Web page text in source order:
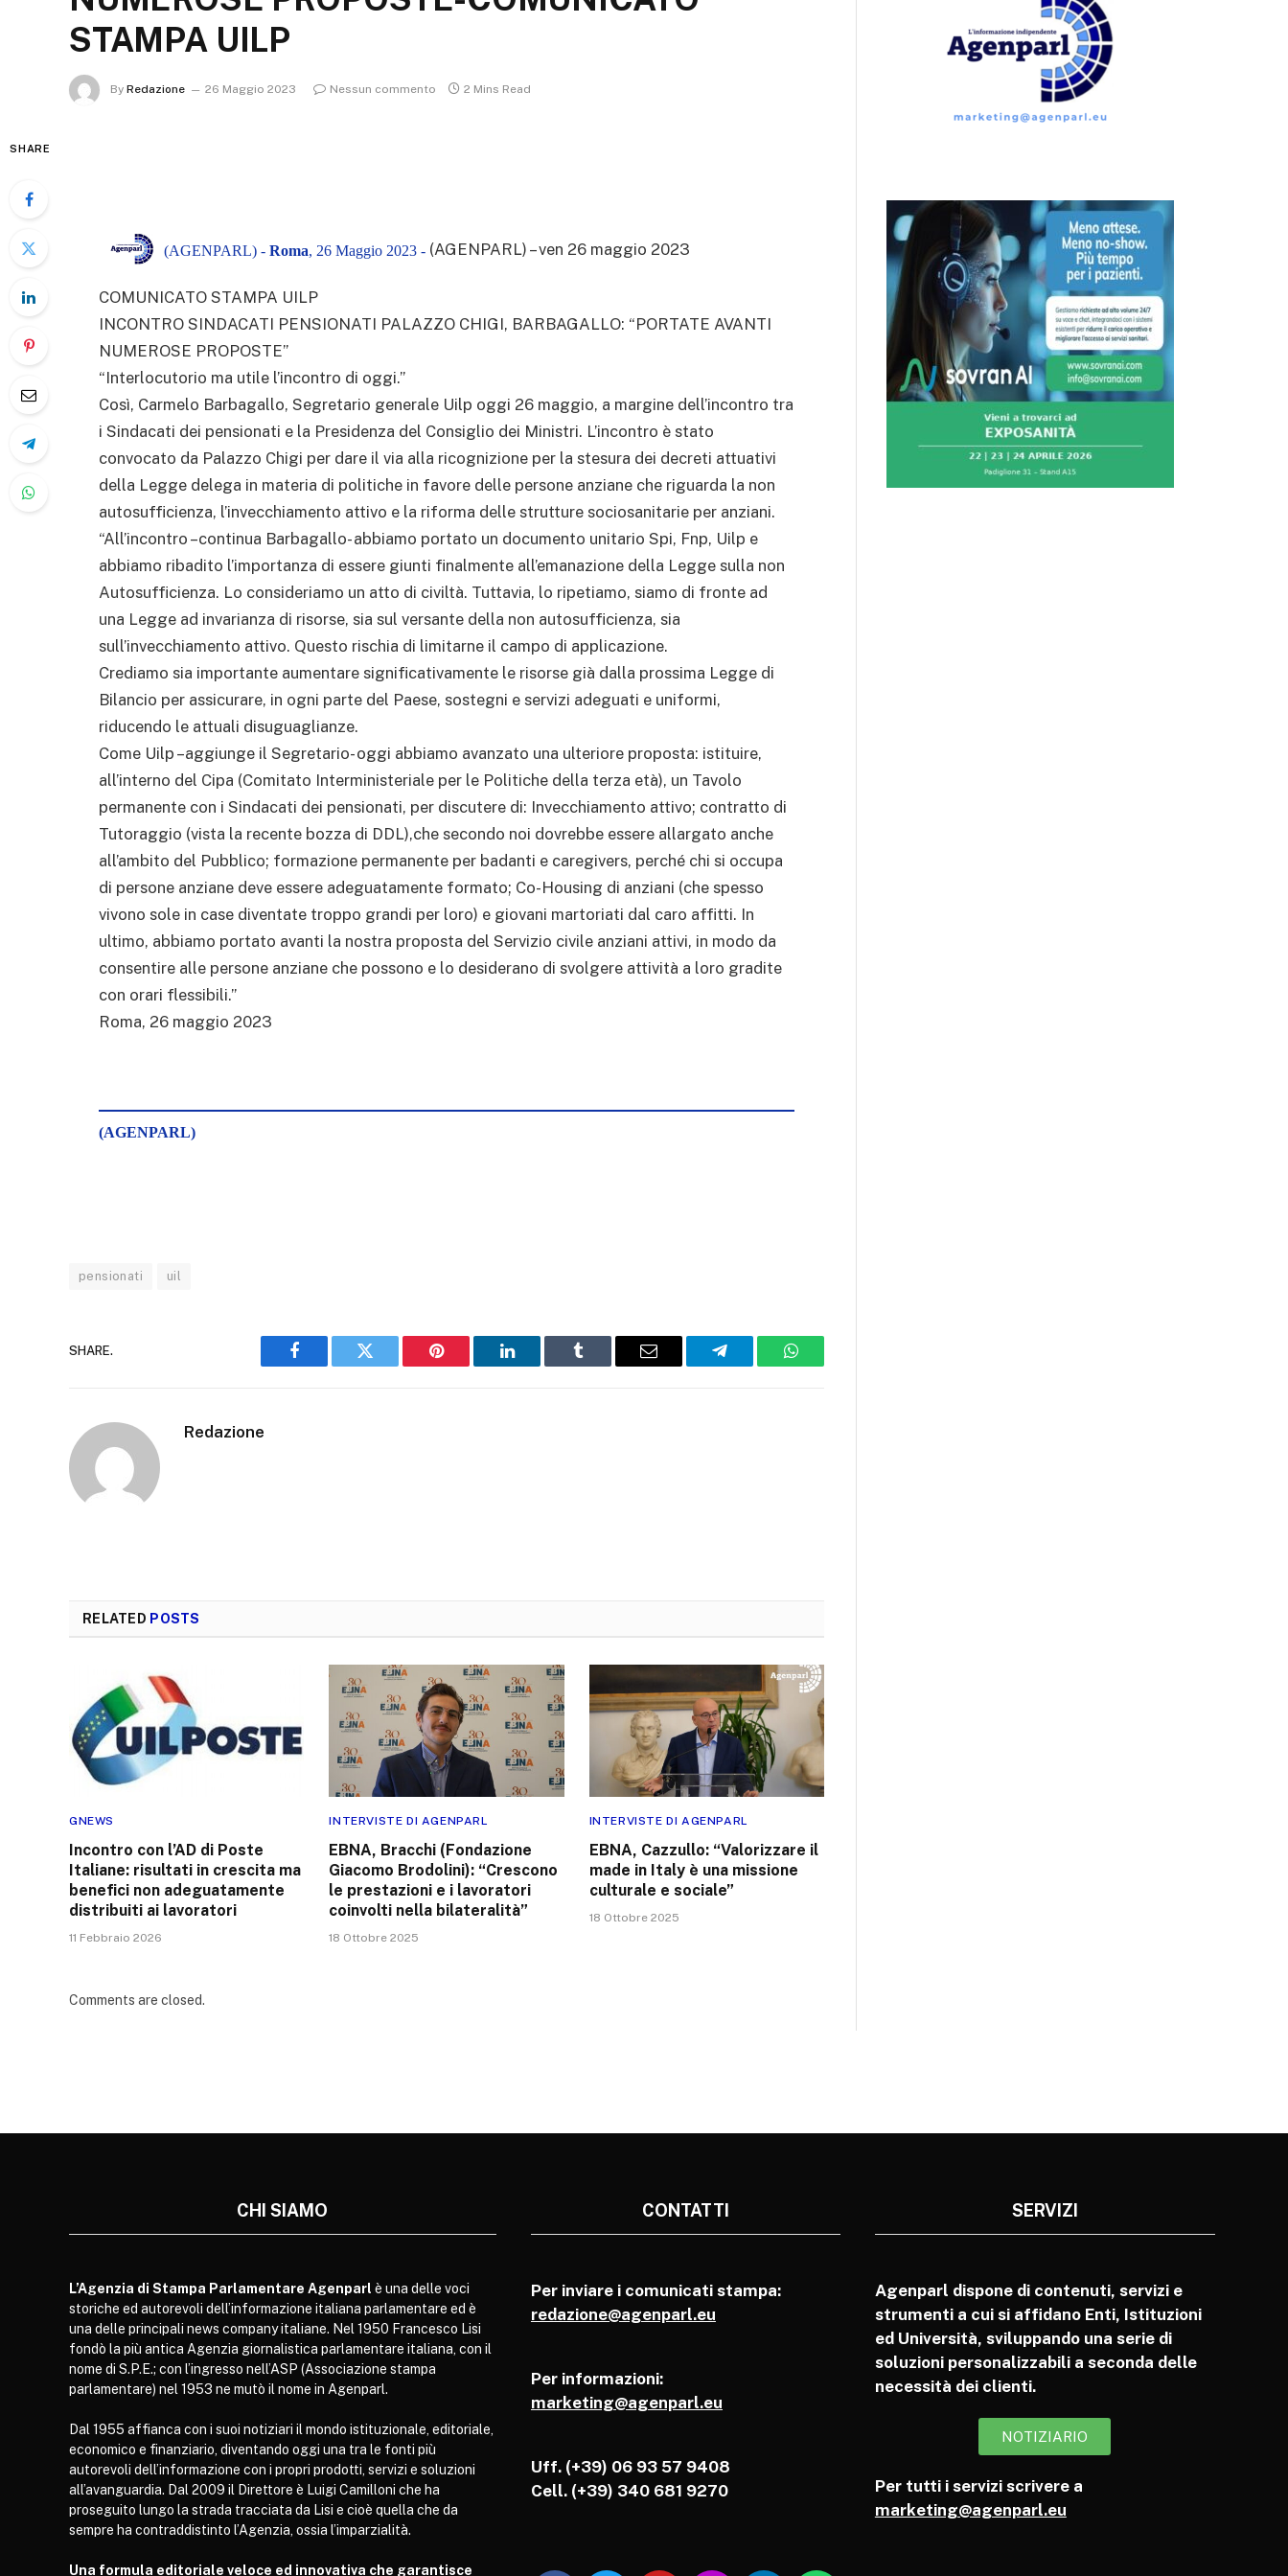
STAMPA UILP
By Redazione 26 Maggio 2023 Nessun commento 2 Mins Read
SHARE
(AGENPARL) - Roma, 26 Maggio 2023 - (AGENPARL) – ven 26 maggio 2023
COMUNICATO STAMPA UILP
INCONTRO SINDACATI PENSIONATI PALAZZO CHIGI, BARBAGALLO: “PORTATE AVANTI
NUMEROSE PROPOSTE”
“Interlocutorio ma utile l’incontro di oggi.”
Così, Carmelo Barbagallo, Segretario generale Uilp oggi 26 maggio, a margine dell’incontro tra
i Sindacati dei pensionati e la Presidenza del Consiglio dei Ministri. L’incontro è stato
convocato da Palazzo Chigi per dare il via alla ricognizione per la stesura dei decreti attuativi
della Legge delega in materia di politiche in favore delle persone anziane che riguarda la non
autosufficienza, l’invecchiamento attivo e la riforma delle strutture sociosanitarie per anziani.
“All’incontro –continua Barbagallo- abbiamo portato un documento unitario Spi, Fnp, Uilp e
abbiamo ribadito l’importanza di essere giunti finalmente all’emanazione della Legge sulla non
Autosufficienza. Lo consideriamo un atto di civiltà. Tuttavia, lo ripetiamo, siamo di fronte ad
una Legge ad invarianza di risorse, sia sul versante della non autosufficienza, sia
sull’invecchiamento attivo. Questo rischia di limitarne il campo di applicazione.
Crediamo sia importante aumentare significativamente le risorse già dalla prossima Legge di
Bilancio per assicurare, in ogni parte del Paese, sostegni e servizi adeguati e uniformi,
riducendo le attuali disuguaglianze.
Come Uilp –aggiunge il Segretario- oggi abbiamo avanzato una ulteriore proposta: istituire,
all’interno del Cipa (Comitato Interministeriale per le Politiche della terza età), un Tavolo
permanente con i Sindacati dei pensionati, per discutere di: Invecchiamento attivo; contratto di
Tutoraggio (vista la recente bozza di DDL),che secondo noi dovrebbe essere allargato anche
all’ambito del Pubblico; formazione permanente per badanti e caregivers, perché chi si occupa
di persone anziane deve essere adeguatamente formato; Co-Housing di anziani (che spesso
vivono sole in case diventate troppo grandi per loro) e giovani martoriati dal caro affitti. In
ultimo, abbiamo portato avanti la nostra proposta del Servizio civile anziani attivi, in modo da
consentire alle persone anziane che possono e lo desiderano di svolgere attività a loro gradite
con orari flessibili.”
Roma, 26 maggio 2023
(AGENPARL)
pensionati uil
SHARE.
Facebook Twitter Pinterest LinkedIn Tumblr Email Telegram WhatsApp
Redazione
RELATED POSTS
GNEWS
Incontro con l’AD di Poste
Italiane: risultati in crescita ma
benefici non adeguatamente
distribuiti ai lavoratori
11 Febbraio 2026
INTERVISTE DI AGENPARL
EBNA, Bracchi (Fondazione
Giacomo Brodolini): “Crescono
le prestazioni e i lavoratori
coinvolti nella bilateralità”
18 Ottobre 2025
INTERVISTE DI AGENPARL
EBNA, Cazzullo: “Valorizzare il
made in Italy è una missione
culturale e sociale”
18 Ottobre 2025
Comments are closed.
CHI SIAMO
L’Agenzia di Stampa Parlamentare Agenparl è una delle voci
storiche ed autorevoli dell’informazione italiana parlamentare ed è
una delle principali news company italiane. Nel 1950 Francesco Lisi
fondò la più antica Agenzia giornalistica parlamentare italiana, con il
nome di S.P.E.; con l’ingresso nell’ASP (Associazione stampa
parlamentare) nel 1953 ne mutò il nome in Agenparl.
Dal 1955 affianca con i suoi notiziari il mondo istituzionale, editoriale,
economico e finanziario, diventando oggi una tra le fonti più
autorevoli dell’informazione con i propri prodotti, servizi e soluzioni
all’avanguardia. Dal 2009 il Direttore è Luigi Camilloni che ha
proseguito lungo la strada tracciata da Lisi e cioè quella che da
sempre ha contraddistinto l’Agenzia, ossia l’imparzialità.
Una formula editoriale veloce ed innovativa che garantisce
CONTATTI
Per inviare i comunicati stampa:
redazione@agenparl.eu
Per informazioni:
marketing@agenparl.eu
Uff. (+39) 06 93 57 9408
Cell. (+39) 340 681 9270
SERVIZI
Agenparl dispone di contenuti, servizi e
strumenti a cui si affidano Enti, Istituzioni
ed Università, sviluppando una serie di
soluzioni personalizzabili a seconda delle
necessità dei clienti.
NOTIZIARIO
Per tutti i servizi scrivere a
marketing@agenparl.eu